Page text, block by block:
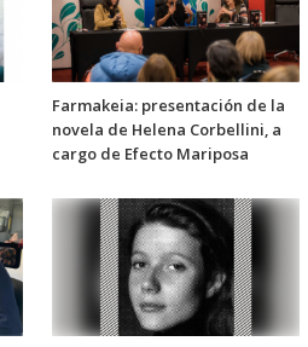
Farmakeia: presentación de la
novela de Helena Corbellini, a
cargo de Efecto Mariposa